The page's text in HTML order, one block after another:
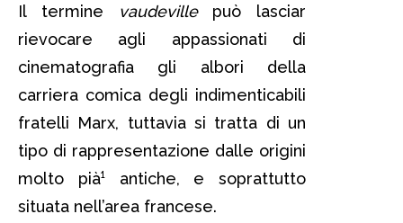
Il termine vaudevillepuò lasciar
rievocare agli appassionati di
cinematografia gli albori della
carriera comica degli indimenticabili
fratelli Marx, tuttavia si tratta di un
tipo di rappresentazione dalle origini
molto pià¹ antiche, e soprattutto
situata nell’area francese.